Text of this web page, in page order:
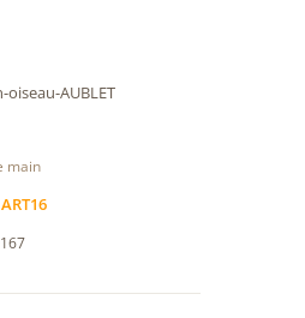
main